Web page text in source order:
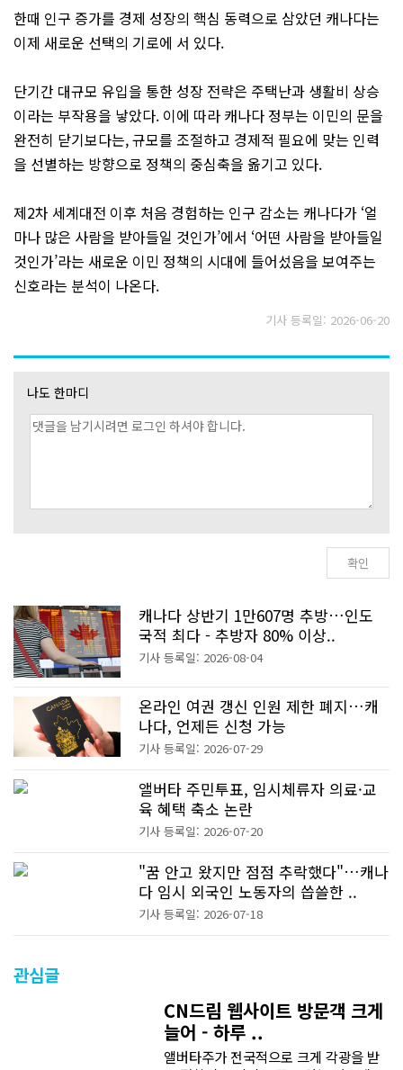
한때 인구 증가를 경제 성장의 핵심 동력으로 삼았던 캐나다는
이제 새로운 선택의 기로에 서 있다.
단기간 대규모 유입을 통한 성장 전략은 주택난과 생활비 상승
이라는 부작용을 낳았다. 이에 따라 캐나다 정부는 이민의 문을
완전히 닫기보다는, 규모를 조절하고 경제적 필요에 맞는 인력
을 선별하는 방향으로 정책의 중심축을 옮기고 있다.
제2차 세계대전 이후 처음 경험하는 인구 감소는 캐나다가 ‘얼
마나 많은 사람을 받아들일 것인가’에서 ‘어떤 사람을 받아들일
것인가’라는 새로운 이민 정책의 시대에 들어섰음을 보여주는
신호라는 분석이 나온다.
기사 등록일: 2026-06-20
나도 한마디
캐나다 상반기 1만607명 추방…인도
국적 최다 - 추방자 80% 이상..
기사 등록일: 2026-08-04
온라인 여권 갱신 인원 제한 폐지…캐
나다, 언제든 신청 가능
기사 등록일: 2026-07-29
앨버타 주민투표, 임시체류자 의료·교
육 혜택 축소 논란
기사 등록일: 2026-07-20
"꿈 안고 왔지만 점점 추락했다"…캐나
다 임시 외국인 노동자의 씁쓸한 ..
기사 등록일: 2026-07-18
관심글
CN드림 웹사이트 방문객 크게
늘어 - 하루 ..
앨버타주가 전국적으로 크게 각광을 받